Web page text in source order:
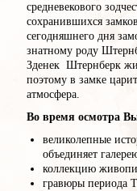
средневекового
сохранившихся
сегодняшнего дня
знатному роду
Зденек Штернберк
поэтому в замке
атмосфера.
Во время осмотра
великолепные
объединяет
коллекцию
гравюры периода